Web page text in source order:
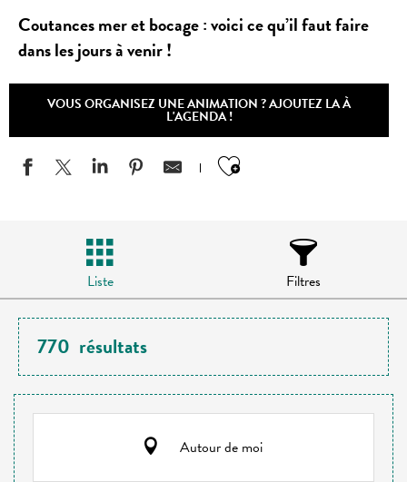
Coutances mer et bocage : voici ce qu’il faut faire
dans les jours à venir !
VOUS ORGANISEZ UNE ANIMATION ? AJOUTEZ LA À
L'AGENDA !
Ajouter aux
Liste Filtres
770 résultats
Autour de moi